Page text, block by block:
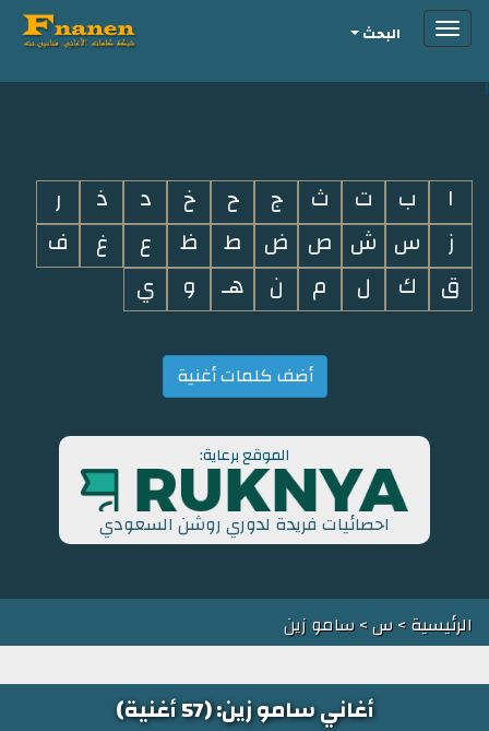
i
Toggleالبحث
ا ب ت ث ج ح خ د ذ
ر
ز
س ش ص ض ط ظ ع غ
ف
ق
ك ل م ن هـ و ي
أضف كلمات أغنية
الموقع برعاية:
احصائيات فريدة لدوري روشن السعودي
الرئيسية>س> سامو زين
أغاني سامو زين: (57 أغنية)